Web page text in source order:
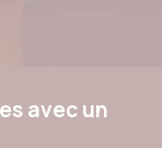
avec un